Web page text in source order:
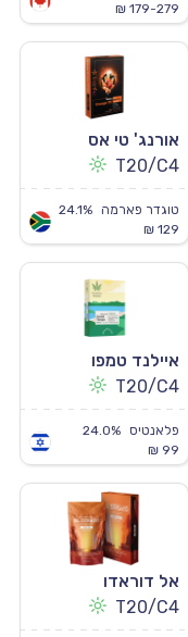
179-279 ₪
אורנג' טי אס
T20/C4
טוגדר פארמה
24.1%
129 ₪
איילנד טמפו
T20/C4
פלאנטיס
24.0%
99 ₪
אל דוראדו
T20/C4